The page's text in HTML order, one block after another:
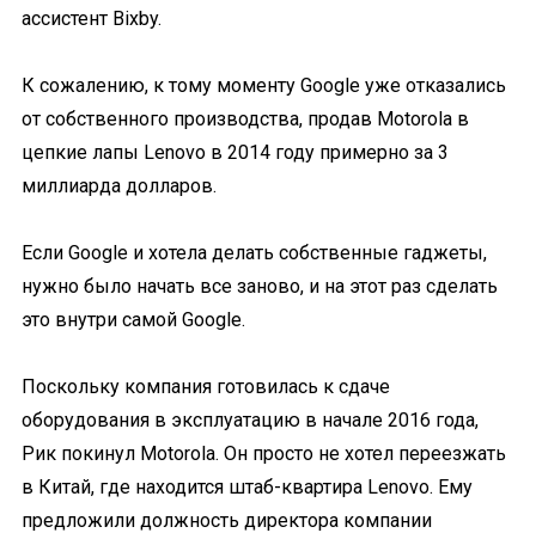
ассистент Bixby.
К сожалению, к тому моменту Google уже отказались
от собственного производства, продав Motorola в
цепкие лапы Lenovo в 2014 году примерно за 3
миллиарда долларов.
Если Google и хотела делать собственные гаджеты,
нужно было начать все заново, и на этот раз сделать
это внутри самой Google.
Поскольку компания готовилась к сдаче
оборудования в эксплуатацию в начале 2016 года,
Рик покинул Motorola. Он просто не хотел переезжать
в Китай, где находится штаб-квартира Lenovo. Ему
предложили должность директора компании